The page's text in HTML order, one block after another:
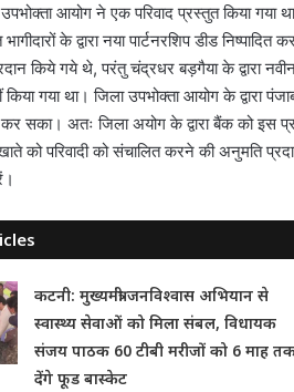
आयोग ने एक परिवाद प्रस्तुत किया
के द्वारा नया पार्टनरशिप डीड
किये गये थे, परंतु चंद्रधर बड़गैया के द्वारा
गया था। जिला उपभोक्ता आयोग के
कर सका। अतः जिला अयोग के द्वारा बैंक को
को परिवादी को संचालित करने की अनुमति
कटनी: मुख्यमंत्री जनविश्वास अभियान से
स्वास्थ्य सेवाओं को मिला संबल, विधायक
संजय पाठक 60 टीबी मरीजों को 6 माह
देंगे फूड बास्केट